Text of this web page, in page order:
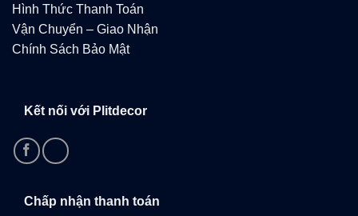
Hình Thức Thanh Toán
Vận Chuyển – Giao Nhận
Chính Sách Bảo Mật
Kết nối với Plitdecor
Chấp nhận thanh toán